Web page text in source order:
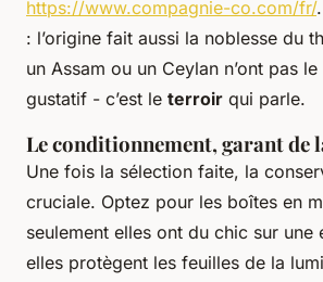
https://www.compagnie-co.com/fr/
: l’origine fait aussi la noblesse du
un Assam ou un Ceylan n’ont pas
gustatif - c’est le terroir qui parle.
Le conditionnement, garant de
Une fois la sélection faite, la
cruciale. Optez pour les boîtes en
seulement elles ont du chic sur une
elles protègent les feuilles de la